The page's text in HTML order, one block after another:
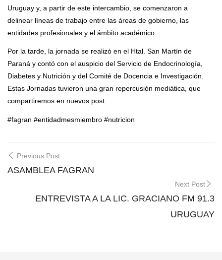
Uruguay y, a partir de este intercambio, se comenzaron a
delinear líneas de trabajo entre las áreas de gobierno, las
entidades profesionales y el ámbito académico.
Por la tarde, la jornada se realizó en el Htal. San Martín de
Paraná y contó con el auspicio del Servicio de Endocrinología,
Diabetes y Nutrición y del Comité de Docencia e Investigación.
Estas Jornadas tuvieron una gran repercusión mediática, que
compartiremos en nuevos post.
#fagran #entidadmesmiembro #nutricion
Post
navigation
Previous Post
ASAMBLEA FAGRAN
Next Post
ENTREVISTA A LA LIC. GRACIANO FM 91.3
URUGUAY